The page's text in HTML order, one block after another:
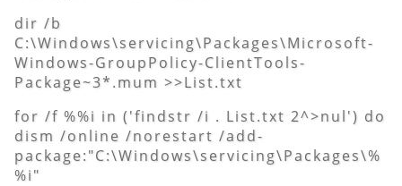
dir /b
C:\Windows\servicing\Packages\Microsoft-
Windows-GroupPolicy-ClientTools-
Package~3*.mum >>List.txt
for /f %%i in ('findstr /i . List.txt 2^>nul') do
dism /online /norestart /add-
package:"C:\Windows\servicing\Packages\%
%i"